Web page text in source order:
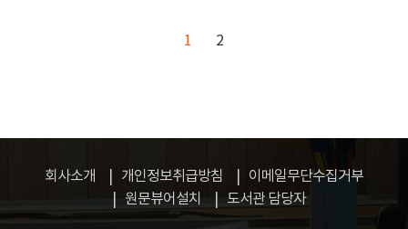
weeks for storage at 4℃. Anthocyanin
‘Sunny Red Butter’, the bitter ingredients
was 26.1 μg/g and higher than BSL amount of
‘Germania’. Leaf hardness of ‘Sunny Red
Butter’ was 1,554 kg/cm 2 , which was
다. 삽목에 의해 개체증식 후 화훼연구소 비닐온실 내
수행해 안정성과 균일성에 대한 연차별 재현성 그리
고 주년생산성(자연, 촉성, 억제재배) 및 품평회와 시
장출하 등을 통해 생산자와 소비자의 기호성 평가를
받았다. 그 결과 고생장성이면서 착화성이 좋고 흰녹
1 2
회사소개 개인정보취급방침
이메일무단수집거부
원문뷰어설치
도서관 담당자